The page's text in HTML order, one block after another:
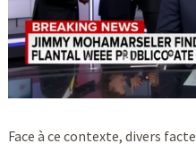
Face à ce contexte, divers